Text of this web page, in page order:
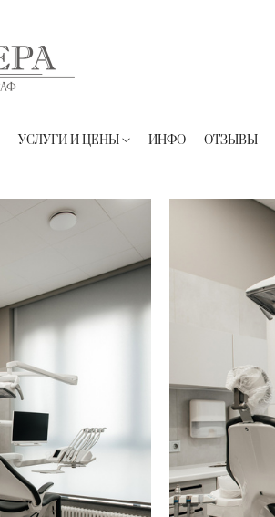
УСЛУГИ И ЦЕНЫ ИНФО ОТЗЫВЫ